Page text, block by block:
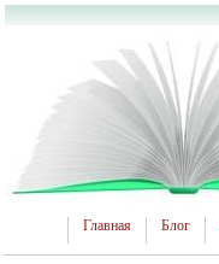
Главная Блог